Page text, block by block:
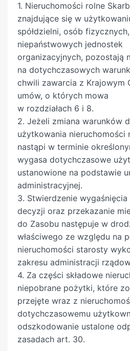
Skarbu Państwa, które
decyzji o likwidacji. 3a.
przypadających od
przyjętego zobowiązania,
tylko z mienia i pożytków z
przekazanego Krajowemu
zlikwidowanym przed-
zaciągnęło zobowiązanie.
umowy stron dłużnik nie
potrącenia swego długu z
przysługuje wobec
1) Obecnie Krajowego
podstawie art. 86 ustawy z
r. o Krajowym Rejestrze
769), która weszła w życie z
2001 r. dług powstał z
lub najmu mienia przejętego
Ośrodek po innym
przedsiębiorstwie niż to,
zobowiązanie stanowiące
wierzytelności dłużnika. 4.
mowa w ust. 3, następuje w
art. 19. 5. Mieniem Skarbu
trybie ust. 3 Krajowy
zasadach określonych w
likwidacji określonej w ust.
63 ustawy z dnia 25
1. Nieruchomości rolne
znajdujące się w
spółdzielni, osób
niepaństwowych jednostek
organizacyjnych, pozostają
na dotychczasowych
chwili zawarcia z Krajowym
umów, o których mowa
w rozdziałach 6 i 8.
2. Jeżeli zmiana warunków
użytkowania nieruchomości
nastąpi w terminie
wygasa dotychczasowe
ustanowione na podstawie
administracyjnej.
3. Stwierdzenie
decyzji oraz przekazanie
do Zasobu następuje w
właściwego ze względu na
nieruchomości starosty
zakresu administracji
4. Za części składowe
niepobrane pożytki, które
przejęte wraz z
dotychczasowemu
odszkodowanie ustalone
zasadach art. 30.